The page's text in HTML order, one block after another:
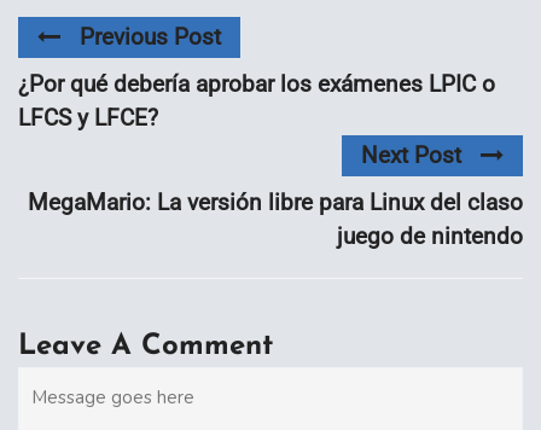
Previous Post
¿Por qué debería aprobar los exámenes LPIC o
LFCS y LFCE?
Next Post
MegaMario: La versión libre para Linux del claso
juego de nintendo
Leave A Comment